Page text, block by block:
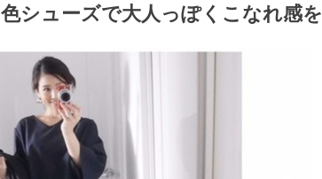
シューズで大人っぽくこなれ感を